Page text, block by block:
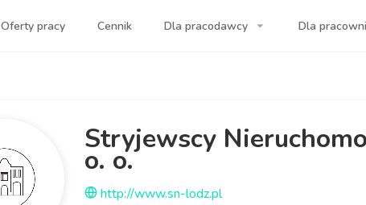
| Najlepsi ludzie sprzedaży dla Twojej firmy!
Oferty pracy Cennik Dla pracodawcy Dla
Stryjewscy
o. o.
http://www.sn-lodz.pl